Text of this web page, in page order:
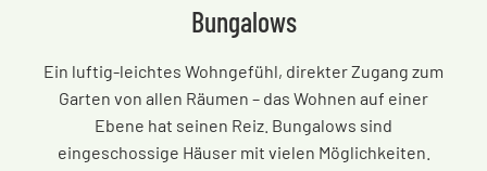
Bungalows
Ein luftig-leichtes Wohngefühl, direkter Zugang zum
Garten von allen Räumen – das Wohnen auf einer
Ebene hat seinen Reiz. Bungalows sind
eingeschossige Häuser mit vielen Möglichkeiten.